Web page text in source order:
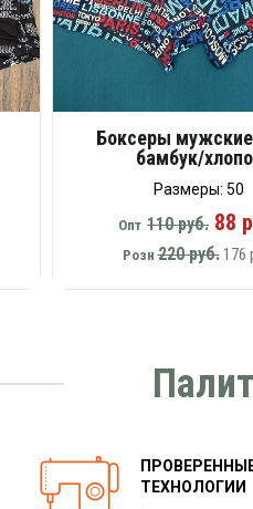
Боксеры
бамбук/
Размеры: 50
Опт 110 руб. 88
Розн 220 руб.176
ТЕХНОЛОГИИ